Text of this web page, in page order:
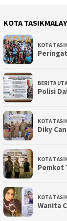
KOTA
KOTA
BERITA
Polisi
KOTA
Diky
KOTA
Pemkot
KOTA
Wanita